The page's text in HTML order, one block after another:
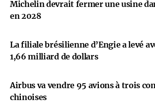
Michelin devrait fermer une usine
en 2028
La filiale brésilienne d’Engie a levé
1,66 milliard de dollars
Airbus va vendre 95 avions à trois
chinoises